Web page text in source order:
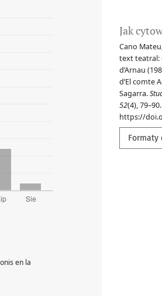
Jak
Cano
text teatral:
d’Arnau
d’El comte
Sagarra.
52(4), 79–90.
https://
Formaty
en la